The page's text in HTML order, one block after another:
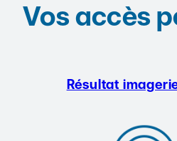
Vos accès
Résultat